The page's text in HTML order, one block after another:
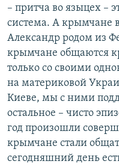
– притча во языцех –
система. А крымчане
Александр родом из
крымчане общаются
только со своими
на материковой
Киеве, мы с ними
остальное – чисто
год произошли
крымчане стали
сегодняшний день